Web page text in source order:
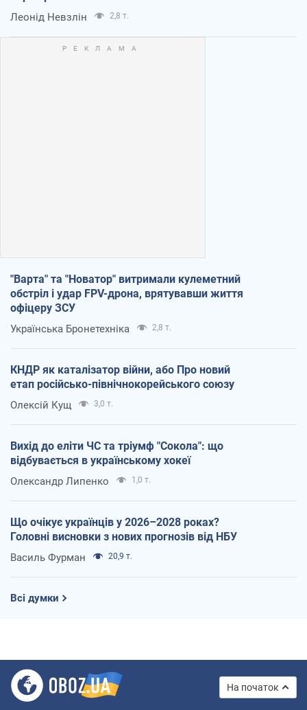
Леонід Невзлін 2,8 т.
"Варта" та "Новатор" витримали кулеметний
обстріл і удар FPV-дрона, врятувавши життя
офіцеру ЗСУ
Українська Бронетехніка 2,8 т.
КНДР як каталізатор війни, або Про новий
етап російсько-північнокорейського союзу
Олексій Кущ 3,0 т.
Вихід до еліти ЧС та тріумф "Сокола": що
відбувається в українському хокеї
Олександр Липенко 1,0 т.
Що очікує українців у 2026–2028 роках?
Головні висновки з нових прогнозів від НБУ
Василь Фурман 20,9 т.
Всі думки
На початок